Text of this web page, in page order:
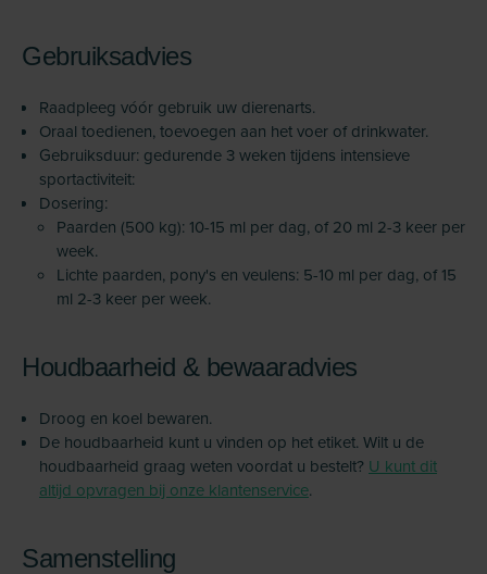
Gebruiksadvies
Raadpleeg vóór gebruik uw dierenarts.
Oraal toedienen, toevoegen aan het voer of drinkwater.
Gebruiksduur: gedurende 3 weken tijdens intensieve
sportactiviteit:
Dosering:
Paarden (500 kg): 10-15 ml per dag, of 20 ml 2-3 keer per
week.
Lichte paarden, pony's en veulens: 5-10 ml per dag, of 15
ml 2-3 keer per week.
Houdbaarheid & bewaaradvies
Droog en koel bewaren.
De houdbaarheid kunt u vinden op het etiket. Wilt u de
houdbaarheid graag weten voordat u bestelt? U kunt dit
altijd opvragen bij onze klantenservice.
Samenstelling